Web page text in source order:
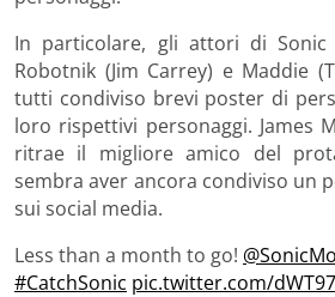
In particolare, gli attori di Sonic
Robotnik (Jim Carrey) e Maddie
tutti condiviso brevi poster di
loro rispettivi personaggi. James
ritrae il migliore amico del
sembra aver ancora condiviso un
sui social media.
Less than a month to go!
#CatchSonic pic.twitter.com/